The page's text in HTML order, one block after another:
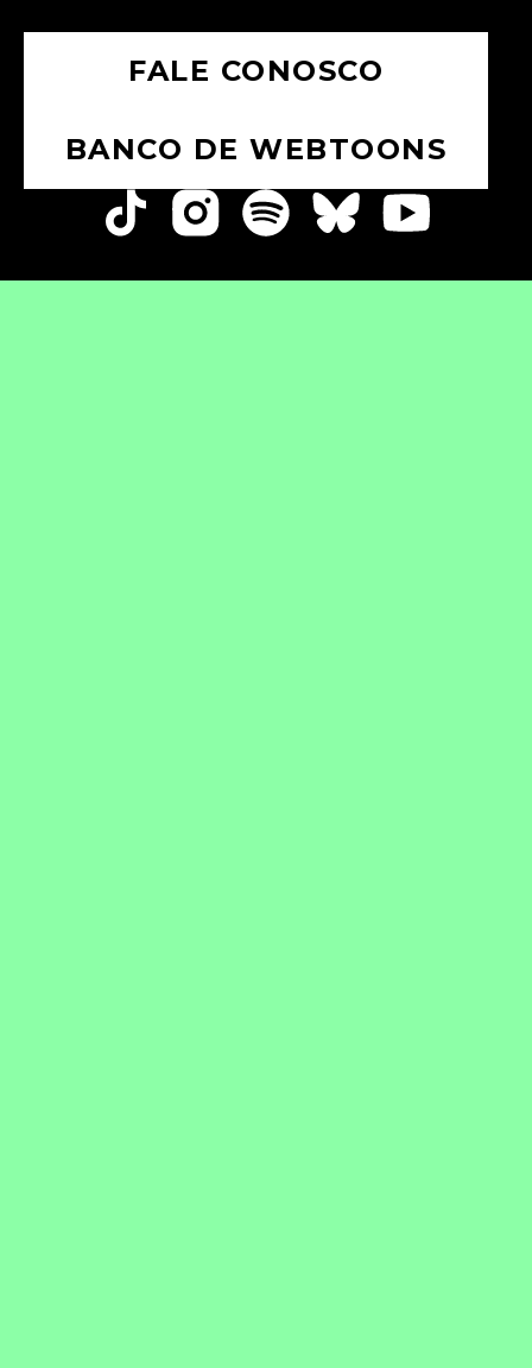
FALE CONOSCO
BANCO DE WEBTOONS